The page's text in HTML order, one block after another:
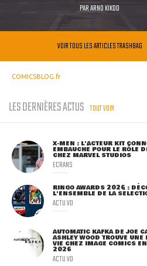
PARARNO KIKOO
VOIR TOUS LES ARTICLES TRASHBAG
COMICSBLOG.fr
LES DERNIÈRES ACTUS TOUT VOIR
X-MEN : L'ACTEUR KIT
EMBAUCHÉ POUR LE RÔLE
CHEZ MARVEL STUDIOS
ECRANS
RINGO AWARDS 2026 :
L'ENSEMBLE DE LA
ACTU VO
AUTOMATIC KAFKA DE JOE
ASHLEY WOOD TROUVE UNE
VIE CHEZ IMAGE COMICS
2026
ACTU VO